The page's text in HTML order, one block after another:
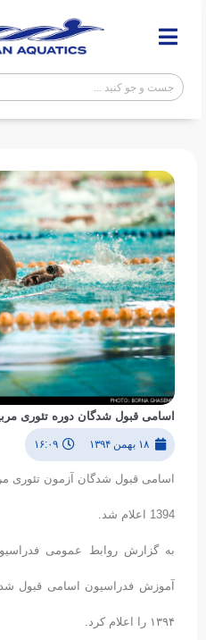
اسامی قبول شدگان دوره تئوری
۱۸ بهمن ۱۳۹۴ ۱۶:۰۹
اسامی قبول شدگان آزمون تئوری
1394 اعلام شد.
به گزارش روابط عمومی
آموزش فدراسیون اسامی قبول
۱۳۹۴ را اعلام کرد.